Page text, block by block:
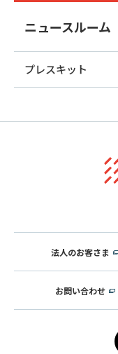
ニュースルーム
プレスキット
法人のお客さま
お問い合わせ